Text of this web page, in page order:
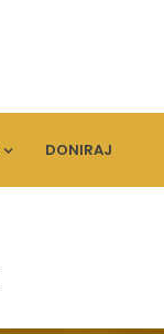
DONIRAJ